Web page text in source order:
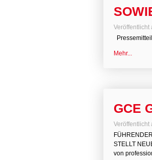
Veröffentlicht
Mehr...
GCE
Veröffentlicht
STELLT
von